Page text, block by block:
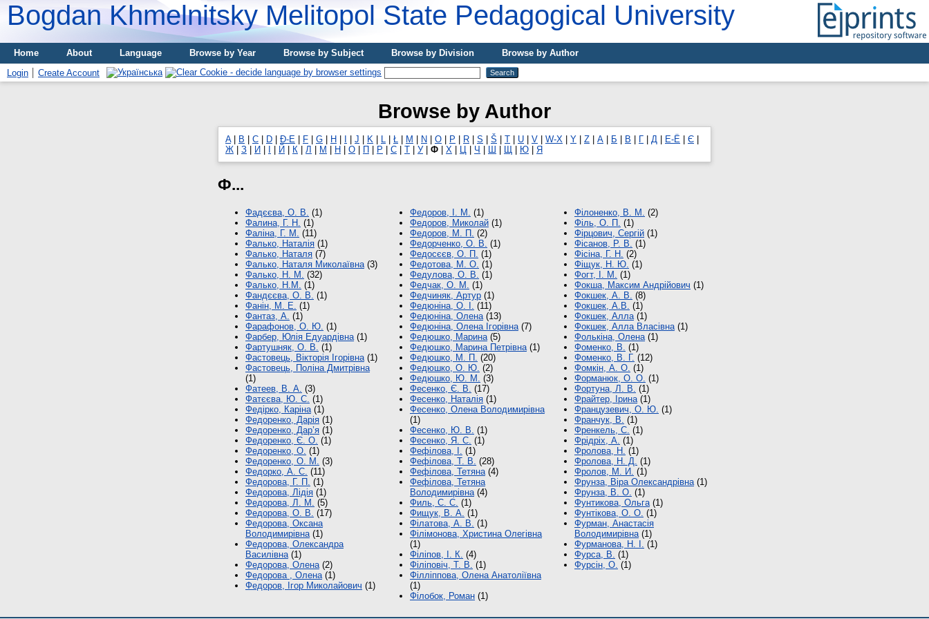
Bogdan Khmelnitsky Melitopol State Pedagogical University
Home About Language Browse by Year Browse by Subject Browse by Division
Browse by Author
Login
Create Account
Browse by Author
A| B C D Đ-E F G H J K Ł M N O P R S Š T U V W-X Y Z А Б В Г Д Е-Ё Є
Ж
З И Й К Л М Н О П Р С Т У| Ф Х Ч Ю Я
Ф...
Фадєєва, О. В. (1)
Фалина, Г. Н. (1)
Фаліна, Г. М. (11)
Фалько, Наталія (1)
Фалько, Наталя (7)
Фалько, Наталя Миколаївна(3)
Фалько, Н. М. (32)
Фалько, Н.М. (1)
Фандєєва, О. В. (1)
Фанін, М. Е. (1)
Фантаз, А. (1)
Фарафонов, О. Ю. (1)
Фарбер, Юлія Едуардівна(1)
Фартушняк, О. В. (1)
Фастовець, Вікторія Ігорівна(1)
Фастовець, Поліна Дмитрівна
(1)
Фатеев, В. А. (3)
Фатєєва, Ю. С. (1)
Федірко, Каріна(1)
Федоренко, Дарія (1)
Федоренко, Дар’я (1)
Федоренко, Є. О. (1)
Федоренко, О. (1)
Федоренко, О. М. (3)
Федорко, А. С. (11)
Федорова, Г. П. (1)
Федорова, Лідія (1)
Федорова, Л. М. (5)
Федорова, О. В. (17)
Федорова, Оксана
Володимирівна(1)
Федорова, Олександра
Василівна(1)
Федорова, Олена(2)
Федорова , Олена(1)
Федоров, Ігор Миколайович (1)
Федоров, І. М. (1)
Федоров, Миколай (1)
Федоров, М. П. (2)
Федорченко, О. В. (1)
Федосєєв, О. П. (1)
Федотова, М. О. (1)
Федулова, О. В. (1)
Федчак, О. М. (1)
Федчиняк, Артур (1)
Федюніна, О. І. (11)
Федюніна, Олена(13)
Федюніна, Олена Ігорівна(7)
Федюшко, Марина(5)
Федюшко, Марина Петрівна(1)
Федюшко, М. П. (20)
Федюшко, О. Ю. (2)
Федюшко, Ю. М. (3)
Фесенко, Є. В. (17)
Фесенко, Наталія (1)
Фесенко, Олена Володимирівна
(1)
Фесенко, Ю. В. (1)
Фесенко, Я. С. (1)
Фефілова, І. (1)
Фефілова, Т. В. (28)
Фефілова, Тетяна(4)
Фефілова, Тетяна
Володимирівна(4)
Филь, С. С. (1)
Фищук, В. А. (1)
Філатова, А. В. (1)
Філімонова, Христина Олегівна
(1)
Філіпов, І. К. (4)
Філіповіч, Т. В. (1)
Філліппова, Олена Анатоліївна
(1)
Філобок, Роман (1)
Філоненко, В. М. (2)
Філь, О. П. (1)
Фірцович, Сергій (1)
Фісанов, Р. В. (1)
Фісіна, Г. Н. (2)
Фіщук, Н. Ю. (1)
Фогт, І. М. (1)
Фокша, Максим Андрійович (1)
Фокшек, А. В. (8)
Фокшек, А.В. (1)
Фокшек, Алла(1)
Фокшек, Алла Власівна(1)
Фолькіна, Олена(1)
Фоменко, В. (1)
Фоменко, В. Г. (12)
Фомкін, А. О. (1)
Форманюк, О. О. (1)
Фортуна, Л. В. (1)
Фрайтер, Ірина(1)
Французевич, О. Ю. (1)
Франчук, В. (1)
Френкель, С. (1)
Фрідріх, А. (1)
Фролова, Н. (1)
Фролова, Н. Д. (1)
Фролов, М. И. (1)
Фрунза, Віра Олександрівна(1)
Фрунза, В. О. (1)
Фунтикова, Ольга(1)
Фунтікова, О. О. (1)
Фурман, Анастасія
Володимирівна(1)
Фурманова, Н. І. (1)
Фурса, В. (1)
Фурсін, О. (1)